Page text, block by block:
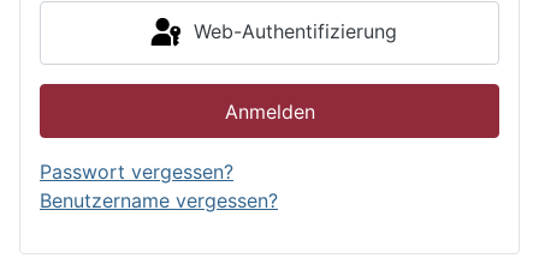
Web-Authentifizierung
Anmelden
Passwort vergessen?
Benutzername vergessen?